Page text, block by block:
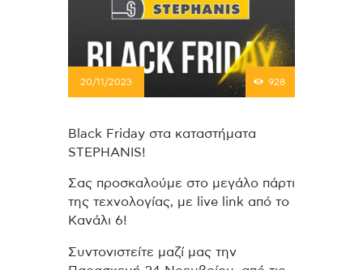
20/11/2023 928
Black Friday στα καταστήματα
STEPHANIS!
Σας προσκαλούμε στο μεγάλο πάρτι
της τεχνολογίας, με live link από το
Κανάλι 6!
Συντονιστείτε μαζί μας την